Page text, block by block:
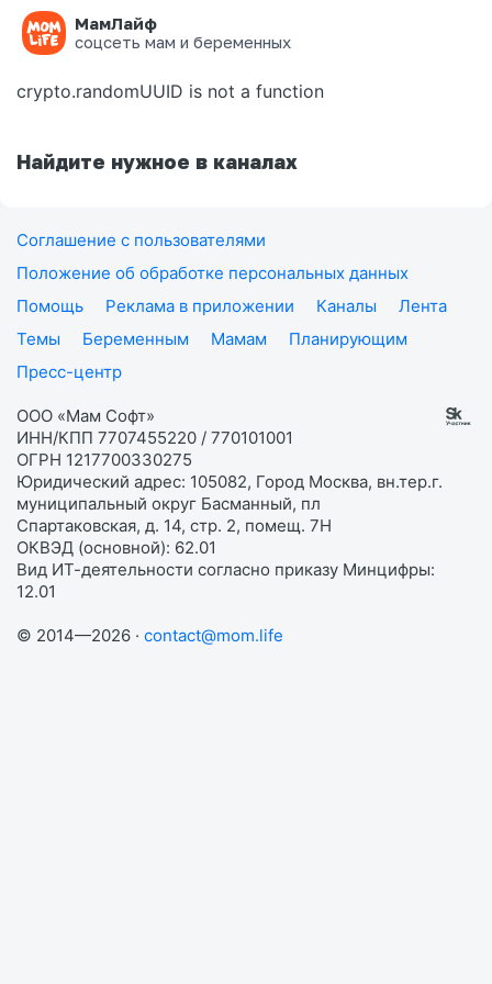
МамЛайф
соцсеть мам и беременных
Ошибка на странице
crypto.randomUUID is not a function
Найдите нужное в каналах
Соглашение с пользователями
Положение об обработке персональных данных
Помощь
Реклама в приложении Каналы
Лента
Темы
Беременным Мамам
Планирующим
Пресс-центр
ООО «Мам Софт»
ИНН/КПП 7707455220 / 770101001
ОГРН 1217700330275
Юридический адрес: 105082, Город Москва, вн.тер.г.
муниципальный округ Басманный, пл
Спартаковская, д. 14, стр. 2, помещ. 7Н
ОКВЭД (основной): 62.01
Вид ИТ-деятельности согласно приказу Минцифры:
12.01
© 2014—2026 · contact@mom.life